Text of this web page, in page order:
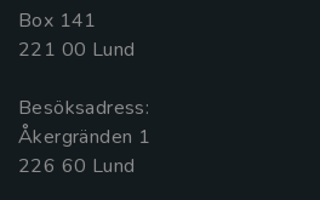
Box 141
221 00 Lund
Besöksadress:
Åkergränden 1